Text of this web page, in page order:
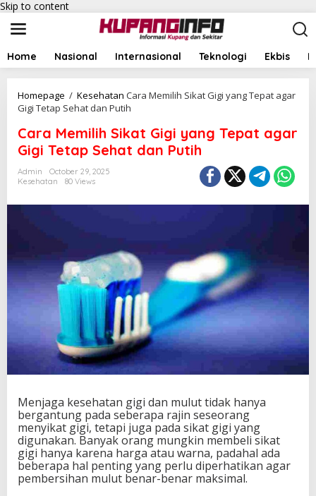
Skip to content
Home Nasional Internasional Teknologi Ekbis
Homepage / Kesehatan Cara Memilih Sikat Gigi yang Tepat agar
Gigi Tetap Sehat dan Putih
Cara Memilih Sikat Gigi yang Tepat agar
Gigi Tetap Sehat dan Putih
Admin
October 29, 2025
Kesehatan
80 Views
Menjaga kesehatan gigi dan mulut tidak hanya
bergantung pada seberapa rajin seseorang
menyikat gigi, tetapi juga pada sikat gigi yang
digunakan. Banyak orang mungkin membeli sikat
gigi hanya karena harga atau warna, padahal ada
beberapa hal penting yang perlu diperhatikan agar
pembersihan mulut benar-benar maksimal.